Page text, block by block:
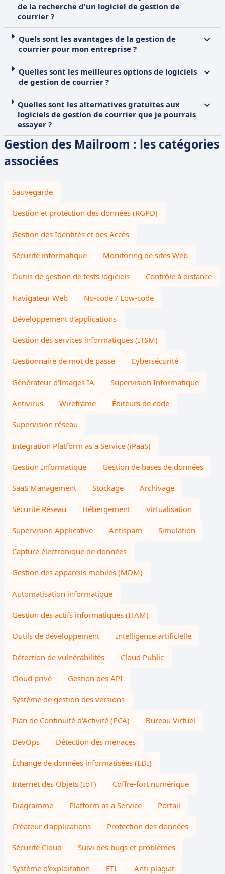
de la recherche d'un logiciel de gestion de
courrier ?
Quels sont les avantages de la gestion de
courrier pour mon entreprise ?
Quelles sont les meilleures options de logiciels
de gestion de courrier ?
Quelles sont les alternatives gratuites aux
logiciels de gestion de courrier que je pourrais
essayer ?
Gestion des Mailroom : les catégories
associées
Sauvegarde
Gestion et protection des données (RGPD)
Gestion des Identités et des Accès
Sécurité informatique Monitoring de sites Web
Outils de gestion de tests logiciels Contrôle à distance
Navigateur Web No-code / Low-code
Développement d'applications
Gestion des services informatiques (ITSM)
Gestionnaire de mot de passe Cybersécurité
Générateur d'Images IA Supervision Informatique
Antivirus Wireframe Éditeurs de code
Supervision réseau
Integration Platform as a Service (iPaaS)
Gestion Informatique Gestion de bases de données
SaaS Management Stockage Archivage
Sécurité Réseau Hébergement Virtualisation
Supervision Applicative Antispam Simulation
Capture électronique de données
Gestion des appareils mobiles (MDM)
Automatisation informatique
Gestion des actifs informatiques (ITAM)
Outils de développement Intelligence artificielle
Détection de vulnérabilités Cloud Public
Cloud privé Gestion des API
Système de gestion des versions
Plan de Continuité d'Activité (PCA) Bureau Virtuel
DevOps Détection des menaces
Échange de données informatisées (EDI)
Internet des Objets (IoT) Coffre-fort numérique
Diagramme Platform as a Service Portail
Créateur d'applications Protection des données
Sécurité Cloud Suivi des bugs et problèmes
Système d'exploitation ETL Anti-plagiat